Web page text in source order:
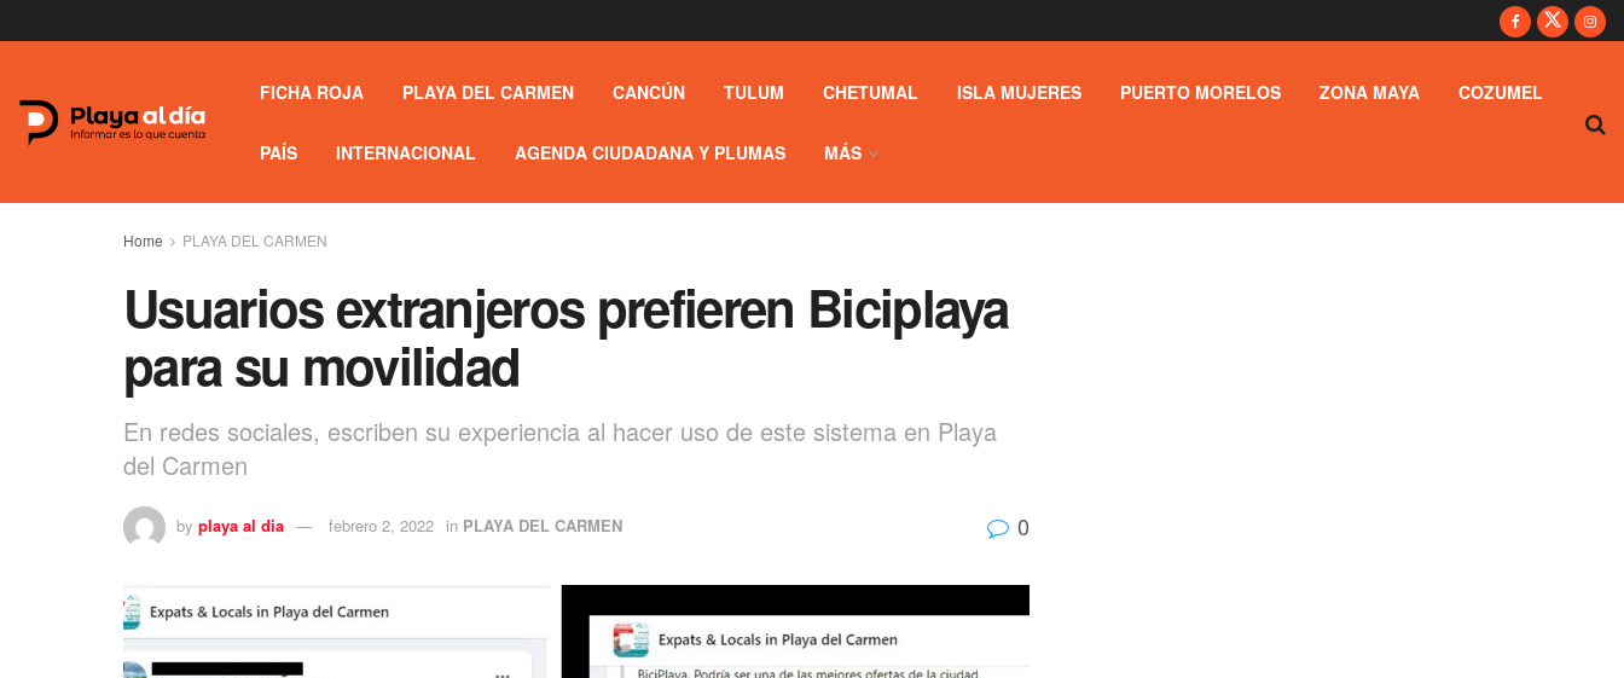
FICHA ROJA PLAYA DEL CARMEN CANCÚN TULUM CHETUMAL ISLA MUJERES PUERTO MORELOS ZONA MAYA COZUMEL
PAÍS INTERNACIONAL AGENDA CIUDADANA Y PLUMAS MÁS
Home PLAYA DEL CARMEN
Usuarios extranjeros prefieren Biciplaya
para su movilidad
En redes sociales, escriben su experiencia al hacer uso de este sistema en Playa
del Carmen
by playa al dia febrero 2, 2022 in PLAYA DEL CARMEN 0